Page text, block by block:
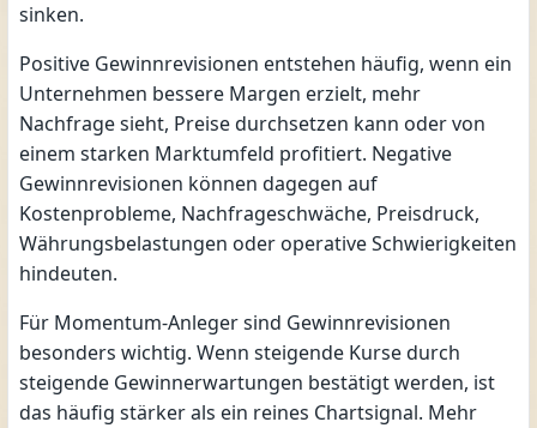
sinken.
Positive Gewinnrevisionen entstehen häufig, wenn ein
Unternehmen bessere Margen erzielt, mehr
Nachfrage sieht, Preise durchsetzen kann oder von
einem starken Marktumfeld profitiert. Negative
Gewinnrevisionen können dagegen auf
Kostenprobleme, Nachfrageschwäche, Preisdruck,
Währungsbelastungen oder operative Schwierigkeiten
hindeuten.
Für Momentum-Anleger sind Gewinnrevisionen
besonders wichtig. Wenn steigende Kurse durch
steigende Gewinnerwartungen bestätigt werden, ist
das häufig stärker als ein reines Chartsignal. Mehr